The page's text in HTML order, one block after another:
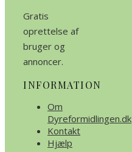
Gratis
oprettelse af
bruger og
annoncer.
INFORMATION
Om
Dyreformidlingen.dk
Kontakt
Hjælp